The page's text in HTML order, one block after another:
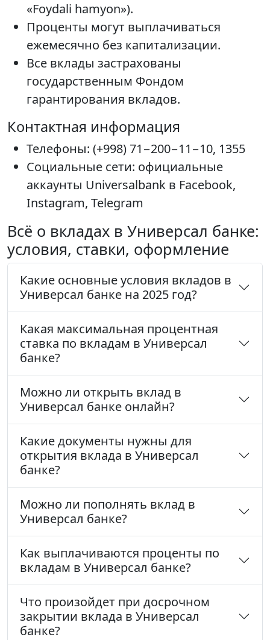
«Foydali hamyon»).
Проценты могут выплачиваться
ежемесячно без капитализации.
Все вклады застрахованы
государственным Фондом
гарантирования вкладов.
Контактная информация
Телефоны: (+998) 71−200−11−10, 1355
Социальные сети: официальные
аккаунты Universalbank в Facebook,
Instagram, Telegram
Всё о вкладах в Универсал банке:
условия, ставки, оформление
Какие основные условия вкладов в
Универсал банке на 2025 год?
Какая максимальная процентная
ставка по вкладам в Универсал
банке?
Можно ли открыть вклад в
Универсал банке онлайн?
Какие документы нужны для
открытия вклада в Универсал
банке?
Можно ли пополнять вклад в
Универсал банке?
Как выплачиваются проценты по
вкладам в Универсал банке?
Что произойдет при досрочном
закрытии вклада в Универсал
банке?